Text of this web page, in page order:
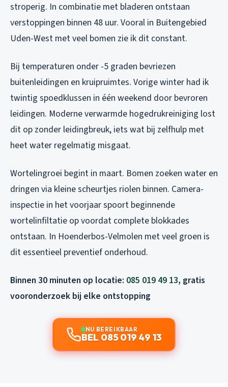
stroperig. In combinatie met bladeren ontstaan
verstoppingen binnen 48 uur. Vooral in Buitengebied
Uden-West met veel bomen zie ik dit constant.
Bij temperaturen onder -5 graden bevriezen
buitenleidingen en kruipruimtes. Vorige winter had ik
twintig spoedklussen in één weekend door bevroren
leidingen. Moderne verwarmde hogedrukreiniging lost
dit op zonder leidingbreuk, iets wat bij zelfhulp met
heet water regelmatig misgaat.
Wortelingroei begint in maart. Bomen zoeken water en
dringen via kleine scheurtjes riolen binnen. Camera-
inspectie in het voorjaar spoort beginnende
wortelinfiltatie op voordat complete blokkades
ontstaan. In Hoenderbos-Velmolen met veel groen is
dit essentieel preventief onderhoud.
Binnen 30 minuten op locatie: 085 019 49 13, gratis
vooronderzoek bij elke ontstopping
NU BEREIKBAAR
BEL 085 019 49 13